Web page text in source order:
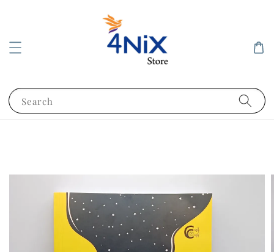
Search